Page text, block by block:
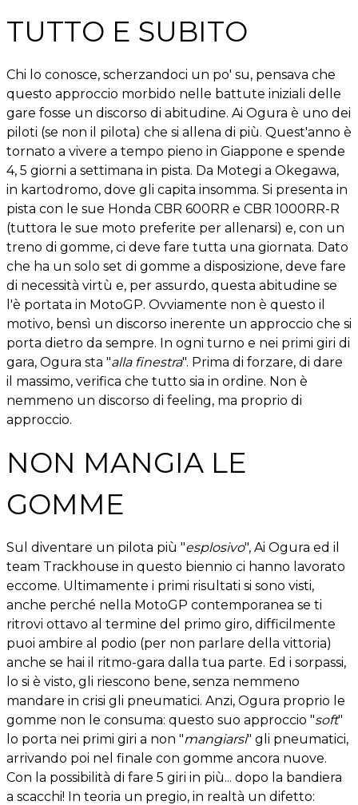
TUTTO E SUBITO
Chi lo conosce, scherzandoci un po' su, pensava che
questo approccio morbido nelle battute iniziali delle
gare fosse un discorso di abitudine. Ai Ogura è uno dei
piloti (se non il pilota) che si allena di più. Quest'anno è
tornato a vivere a tempo pieno in Giappone e spende
4, 5 giorni a settimana in pista. Da Motegi a Okegawa,
in kartodromo, dove gli capita insomma. Si presenta in
pista con le sue Honda CBR 600RR e CBR 1000RR-R
(tuttora le sue moto preferite per allenarsi) e, con un
treno di gomme, ci deve fare tutta una giornata. Dato
che ha un solo set di gomme a disposizione, deve fare
di necessità virtù e, per assurdo, questa abitudine se
l'è portata in MotoGP. Ovviamente non è questo il
motivo, bensì un discorso inerente un approccio che si
porta dietro da sempre. In ogni turno e nei primi giri di
gara, Ogura sta "alla finestra". Prima di forzare, di dare
il massimo, verifica che tutto sia in ordine. Non è
nemmeno un discorso di feeling, ma proprio di
approccio.
NON MANGIA LE
GOMME
Sul diventare un pilota più "esplosivo", Ai Ogura ed il
team Trackhouse in questo biennio ci hanno lavorato
eccome. Ultimamente i primi risultati si sono visti,
anche perché nella MotoGP contemporanea se ti
ritrovi ottavo al termine del primo giro, difficilmente
puoi ambire al podio (per non parlare della vittoria)
anche se hai il ritmo-gara dalla tua parte. Ed i sorpassi,
lo si è visto, gli riescono bene, senza nemmeno
mandare in crisi gli pneumatici. Anzi, Ogura proprio le
gomme non le consuma: questo suo approccio "soft"
lo porta nei primi giri a non "mangiarsi" gli pneumatici,
arrivando poi nel finale con gomme ancora nuove.
Con la possibilità di fare 5 giri in più... dopo la bandiera
a scacchi! In teoria un pregio, in realtà un difetto: